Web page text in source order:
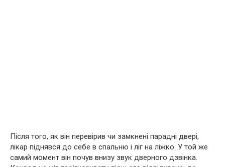
Після того, як він перевірив чи замкнені парадні двері,
лікар піднявся до себе в спальню і ліг на ліжко. У той же
самий момент він почув внизу звук дверного дзвінка.